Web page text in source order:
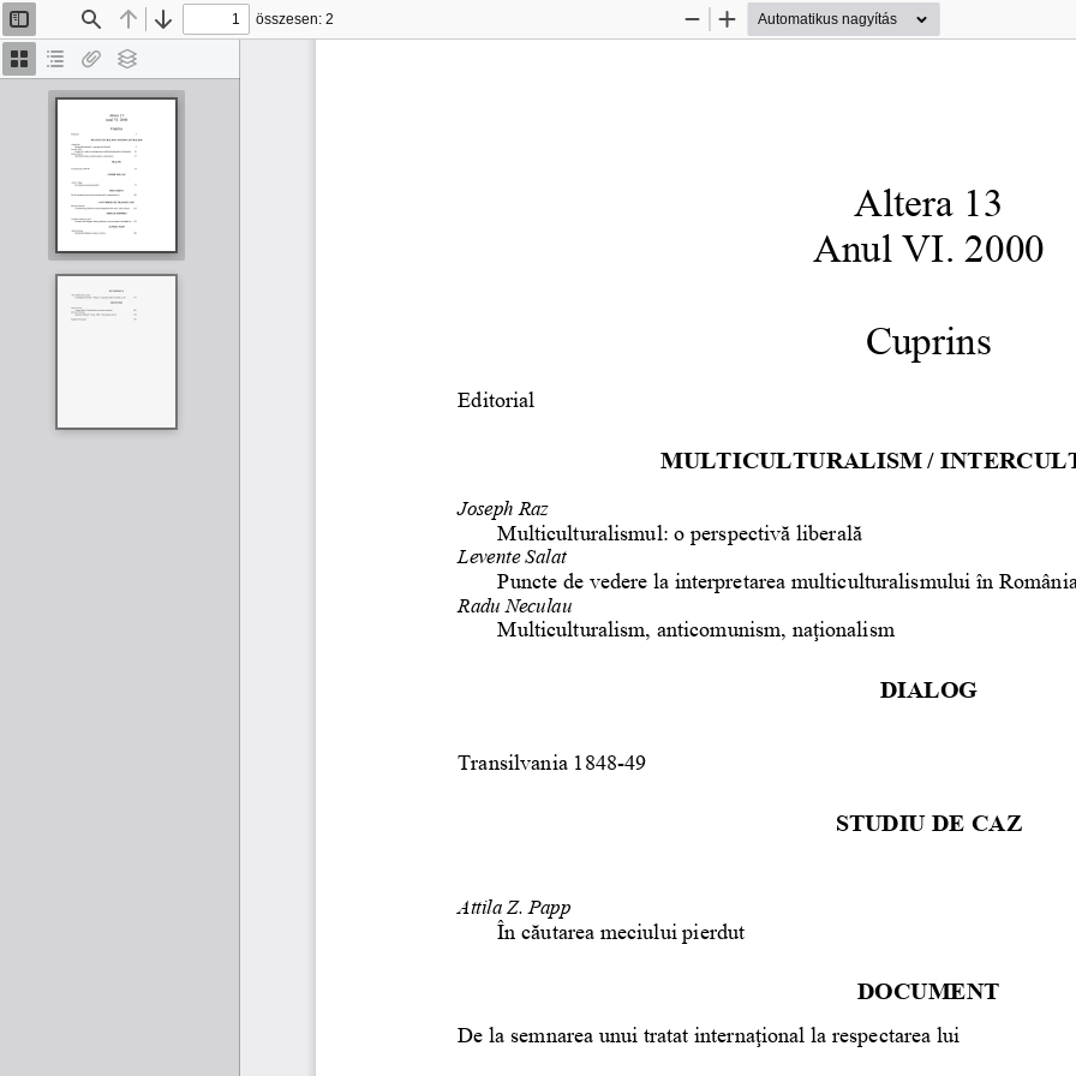
Bélyegképek
Dokumentumvázlat
Van
Rétegek
Oldalsáv
be/ki
KeresésElőzőTovább
összesen: 2
KicsinyítésNagyítás
Altera 13
Anul VI. 2000
Cuprins
Editorial
MULTICULTURALISM /
Joseph Raz
Multiculturalismul: o perspectivă liberală
Levente Salat
Puncte de vedere la interpretarea multiculturalismului în
Radu Neculau
Multiculturalism, anticomunism, naţionalism
DIALOG
Transilvania 1848-49
STUDIU DE CAZ
Attila Z. Papp
În căutarea meciului pierdut
DOCUMENT
De la semnarea unui tratat internaţional la respectarea lui